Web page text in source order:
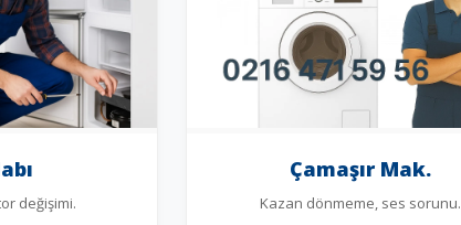
değişimi.
Çamaşır Mak.
Kazan dönmeme, ses sorunu.